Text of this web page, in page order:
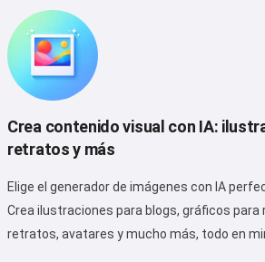
Crea contenido visual con IA:
retratos y más
Elige el generador de imágenes con IA
Crea ilustraciones para blogs, gráficos para
retratos, avatares y mucho más, todo en